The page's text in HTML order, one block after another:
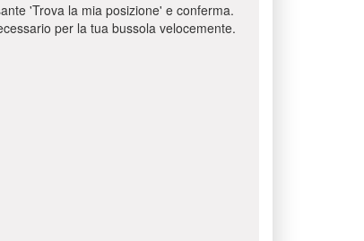
'Trova la mia posizione' e conferma.
per la tua bussola velocemente.